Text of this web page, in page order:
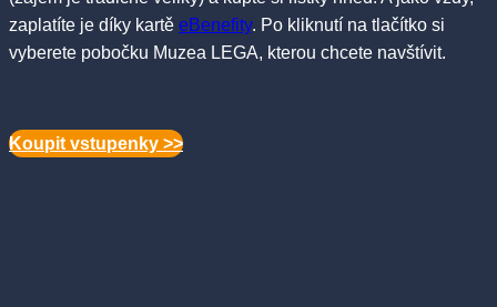
zaplatíte je díky kartě eBenefity. Po kliknutí na tlačítko si
vyberete pobočku Muzea LEGA, kterou chcete navštívit.
Koupit vstupenky >>